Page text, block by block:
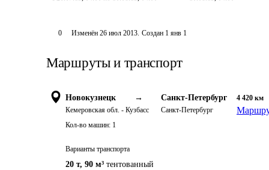
0 Изменён 26 июл 2013. Создан 1 янв 1
Маршруты и транспорт
Новокузнецк →
Кемеровская обл. - Кузбасс
Санкт-Петербург
Санкт-Петербург
4 420 км
Кол-во машин: 1
Варианты транспорта
20 т, 90 м³ тентованный